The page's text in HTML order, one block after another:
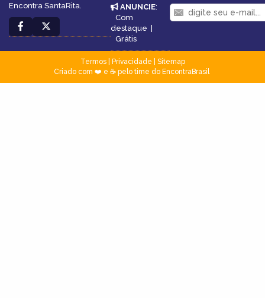
Encontra SantaRita.
ANUNCIE:
Com
destaque |
Grátis
Termos| Privacidade
Sitemap
Criado com ❤️ e ☕ pelo time do EncontraBrasil